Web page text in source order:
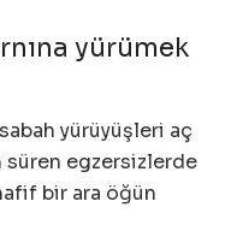
yürümek
yürüyüşleri aç
süren egzersizlerde
bir ara öğün